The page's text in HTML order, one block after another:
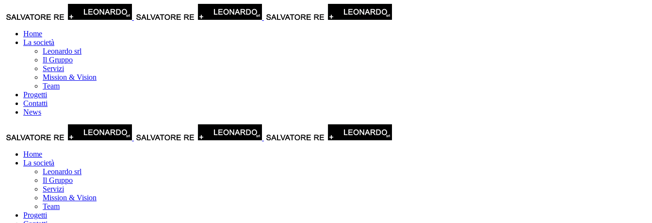
Home
La società
Leonardo srl
Il Gruppo
Servizi
Mission & Vision
Team
Progetti
Contatti
News
Home
La società
Leonardo srl
Il Gruppo
Servizi
Mission & Vision
Team
Progetti